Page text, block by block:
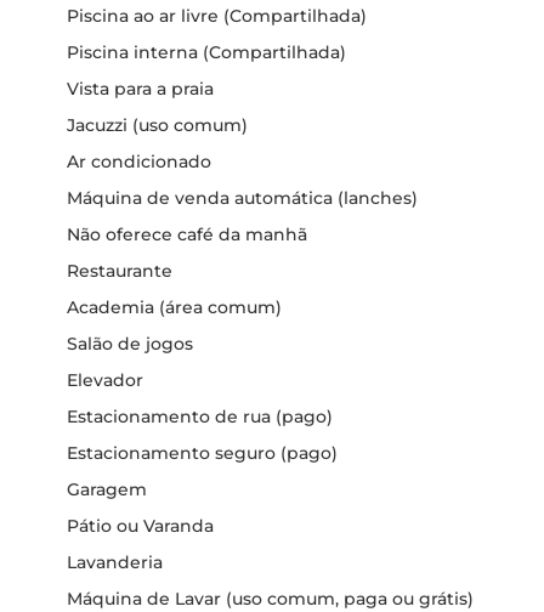
Piscina ao ar livre (Compartilhada)
Piscina interna (Compartilhada)
Vista para a praia
Jacuzzi (uso comum)
Ar condicionado
Máquina de venda automática (lanches)
Não oferece café da manhã
Restaurante
Academia (área comum)
Salão de jogos
Elevador
Estacionamento de rua (pago)
Estacionamento seguro (pago)
Garagem
Pátio ou Varanda
Lavanderia
Máquina de Lavar (uso comum, paga ou grátis)